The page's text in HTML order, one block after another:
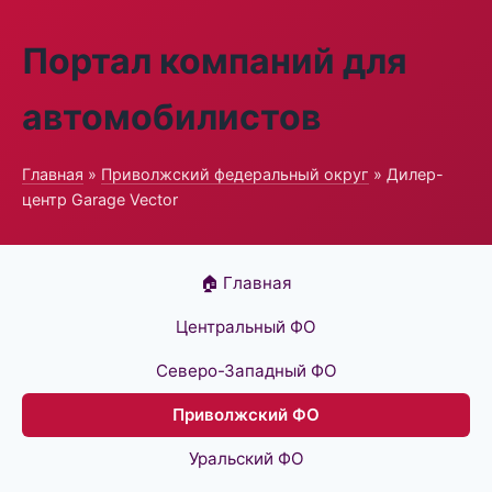
Портал компаний для
автомобилистов
Главная » Приволжский федеральный округ » Дилер-
центр Garage Vector
🏠 Главная
Центральный ФО
Северо-Западный ФО
Приволжский ФО
Уральский ФО